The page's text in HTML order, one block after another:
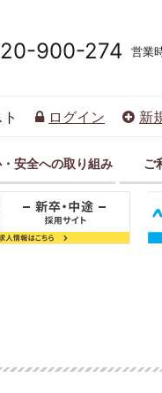
900-274 営業
ログイン 新
安全への取り組み ご